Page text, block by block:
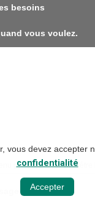
S.L.
de médias
sur le
besoins
vous voulez.
généré par l'IA peut être
vous devez accepter
confidentialité
Accepter